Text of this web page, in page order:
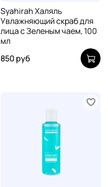
Syahirah Халяль
Увлажняющий скраб для
лица с Зеленым чаем, 100
мл
850 руб